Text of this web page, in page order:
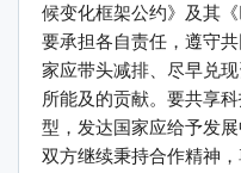
候变化框架公约》及其
要承担各自责任，遵守
家应带头减排、尽早兑
所能及的贡献。要共享
型，发达国家应给予发
双方继续秉持合作精神